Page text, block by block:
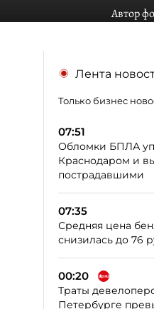
Автор
Лента
Только бизнес
07:51
Обломки БПЛА
Краснодаром и
пострадавшими
07:35
Средняя цена
снизилась до 76
00:20
Траты
Петербурге